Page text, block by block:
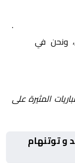
.
ونحن في
المثيرة على
و توتنهام